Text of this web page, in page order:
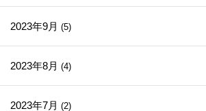
2023年9月 (5)
2023年8月 (4)
2023年7月 (2)